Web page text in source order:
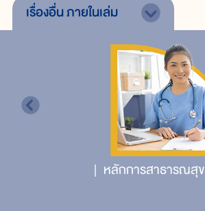
เรื่องอื่นภายในเล่ม
หลักการสาธารณสุข